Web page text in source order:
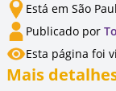
Está em São
Publicado por
Esta página foi
Mais